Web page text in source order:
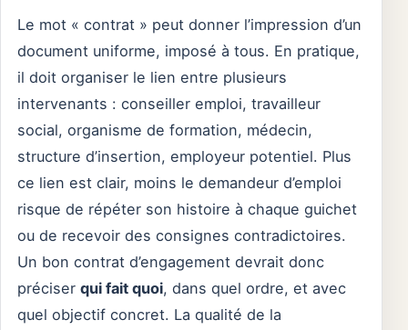
Le mot « contrat » peut donner l’impression d’un
document uniforme, imposé à tous. En pratique,
il doit organiser le lien entre plusieurs
intervenants : conseiller emploi, travailleur
social, organisme de formation, médecin,
structure d’insertion, employeur potentiel. Plus
ce lien est clair, moins le demandeur d’emploi
risque de répéter son histoire à chaque guichet
ou de recevoir des consignes contradictoires.
Un bon contrat d’engagement devrait donc
préciser qui fait quoi, dans quel ordre, et avec
quel objectif concret. La qualité de la